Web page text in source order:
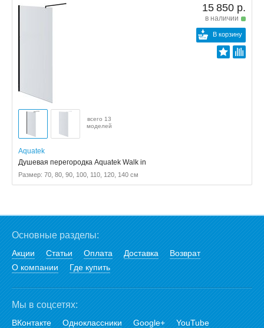
15 850 р.
в наличии
В корзину
всего 13
моделей
Aquatek
Душевая перегородка Aquatek Walk in
Размер: 70, 80, 90, 100, 110, 120, 140 см
Основные разделы:
Акции Статьи Оплата Доставка
Возврат
О компании
Где купить
Мы в соцсетях:
ВКонтакте Одноклассники Google+ YouTube